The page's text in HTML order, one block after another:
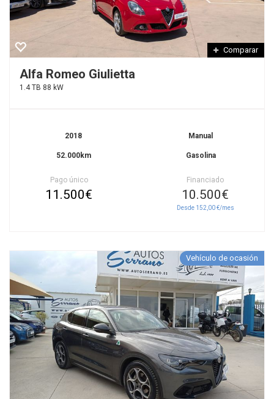
Comparar
Alfa Romeo Giulietta
1.4 TB 88 kW
2018
52.000km
Manual
Gasolina
Pago único
11.500€
Financiado
10.500€
Desde 152,00 €/mes
Vehículo de ocasión